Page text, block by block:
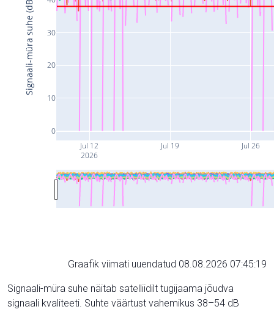
Jul 12
2026
Jul 19 Jul 26
0
10
20
30
Signaali-müra suhe (dB)
Graafik viimati uuendatud 08.08.2026 07:45:19
Signaali-müra suhe näitab satelliidilt tugijaama jõudva
signaali kvaliteeti. Suhte väärtust vahemikus 38–54 dB